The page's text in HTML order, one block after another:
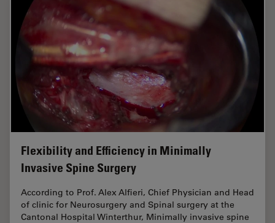
Flexibility and Efficiency in Minimally
Invasive Spine Surgery
According to Prof. Alex Alfieri, Chief Physician and Head
of clinic for Neurosurgery and Spinal surgery at the
Cantonal Hospital Winterthur, Minimally invasive spine